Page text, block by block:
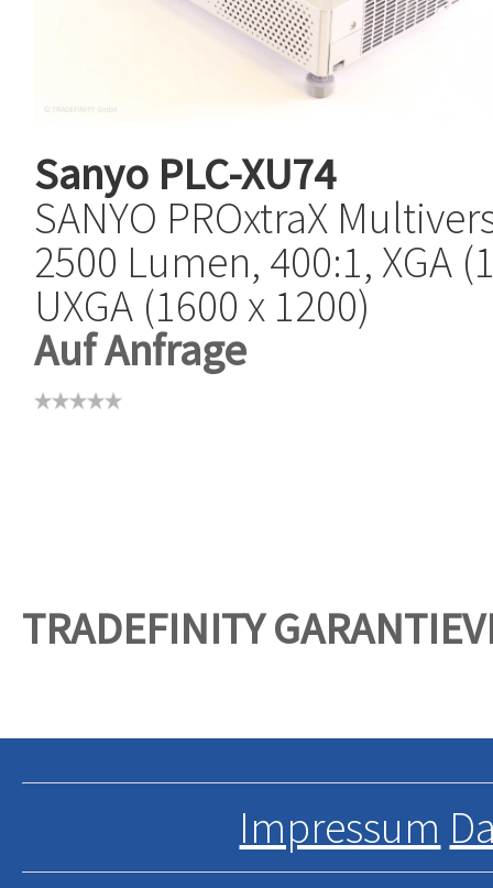
Sanyo PLC-XU74
SANYO PROxtraX
2500 Lumen, 400:1, XGA
UXGA (1600 x 1200)
Auf Anfrage
TRADEFINITY
Impressum